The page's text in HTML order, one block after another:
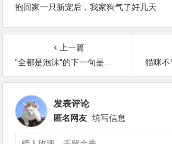
抱回家一只新宠后，我家狗气了好几天
上一篇
“全都是泡沫”的下一句是什么？
猫咪不管打
发表评论
匿名网友 填写信息